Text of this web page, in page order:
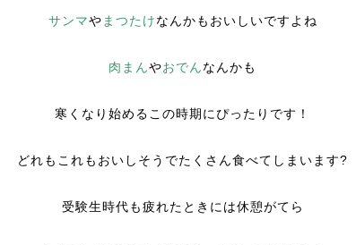
サンマや まつたけなんかもおいしいですよね
肉まんやおでんなんかも
寒くなり始めるこの時期にぴったりです！
どれもこれもおいしそうでたくさん食べてしまいます?
受験生時代も疲れたときには休憩がてら